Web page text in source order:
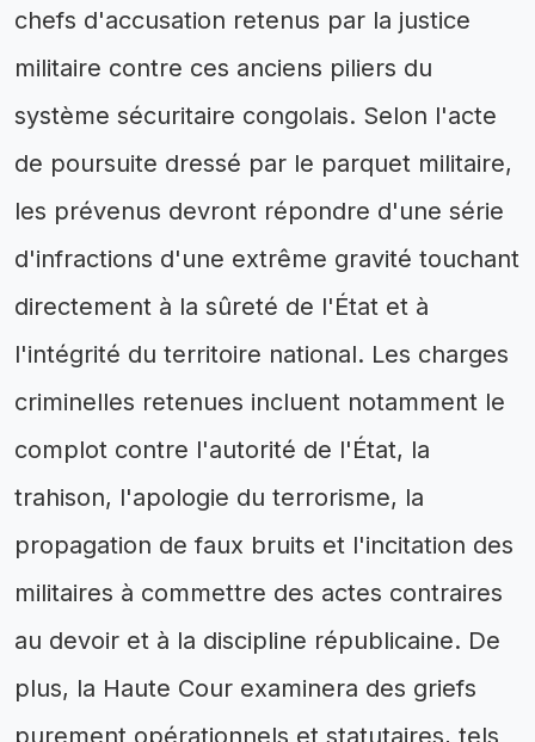
chefs d'accusation retenus par la justice
militaire contre ces anciens piliers du
système sécuritaire congolais. Selon l'acte
de poursuite dressé par le parquet militaire,
les prévenus devront répondre d'une série
d'infractions d'une extrême gravité touchant
directement à la sûreté de l'État et à
l'intégrité du territoire national. Les charges
criminelles retenues incluent notamment le
complot contre l'autorité de l'État, la
trahison, l'apologie du terrorisme, la
propagation de faux bruits et l'incitation des
militaires à commettre des actes contraires
au devoir et à la discipline républicaine. De
plus, la Haute Cour examinera des griefs
purement opérationnels et statutaires, tels